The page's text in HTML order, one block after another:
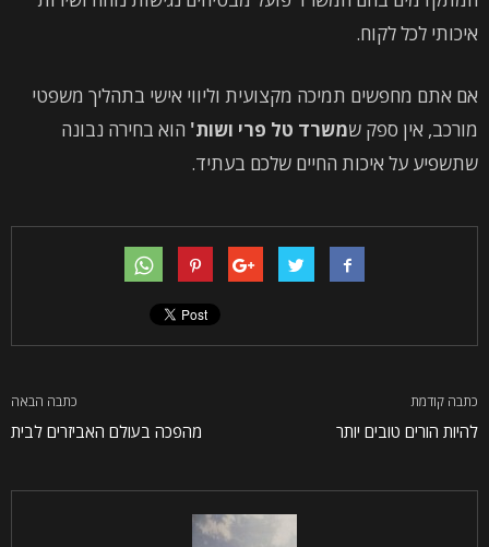
איכותי לכל לקוח.
אם אתם מחפשים תמיכה מקצועית וליווי אישי בתהליך משפטי
מורכב, אין ספק שמשרד טל פרי ושות' הוא בחירה נבונה
שתשפיע על איכות החיים שלכם בעתיד.
כתבה קודמת
להיות הורים טובים יותר
כתבה הבאה
מהפכה בעולם האביזרים לבית